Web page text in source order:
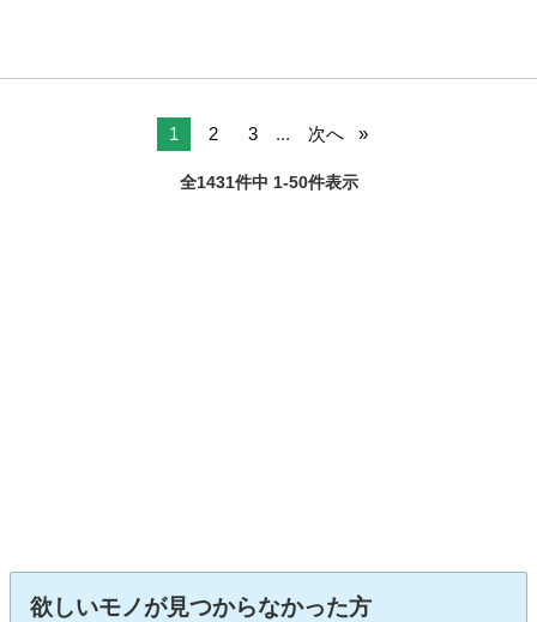
1 2 3 ... 次へ
全1431件中 1-50件表示
欲しいモノが見つからなかった方